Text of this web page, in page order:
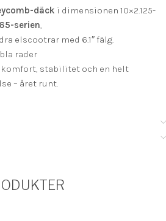
däck i dimensionen 10×2.125-
serien,
elscootrar med 6.1″ fälg.
rader
komfort, stabilitet och en helt
– året runt.